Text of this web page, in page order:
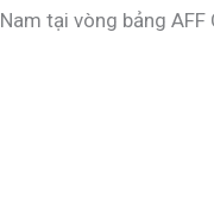
Nam tại vòng bảng AFF